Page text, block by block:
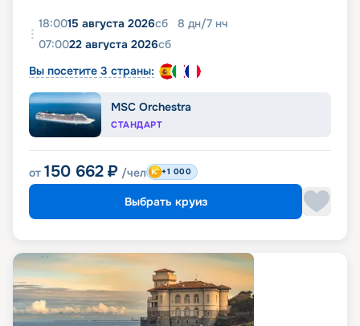
18:0015 августа 2026сб 8 дн/7 нч
07:0022 августа 2026сб
Вы посетите 3 страны:
MSC Orchestra
СТАНДАРТ
от 150 662 ₽ /чел +1 000
Выбрать круиз